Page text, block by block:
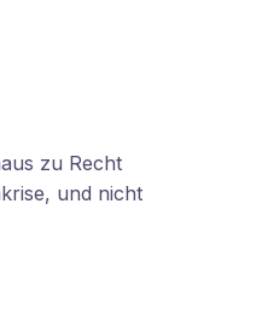
zu Recht
und nicht